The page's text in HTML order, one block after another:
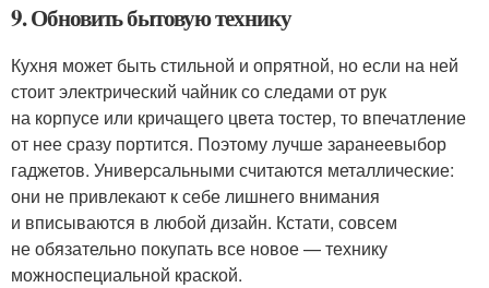
9. Обновить бытовую технику
Кухня может быть стильной и опрятной, но если на ней
стоит электрический чайник со следами от рук
на корпусе или кричащего цвета тостер, то впечатление
от нее сразу портится. Поэтому лучше заранеевыбор
гаджетов. Универсальными считаются металлические:
они не привлекают к себе лишнего внимания
и вписываются в любой дизайн. Кстати, совсем
не обязательно покупать все новое — технику
можноспециальной краской.